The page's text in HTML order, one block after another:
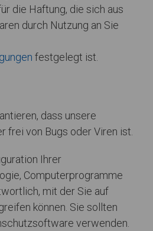
die Haftung, die sich aus
durch Nutzung an Sie
festgelegt ist.
dass unsere
frei von Bugs oder Viren ist.
Ihrer
Computerprogramme
mit der Sie auf
können. Sie sollten
verwenden.